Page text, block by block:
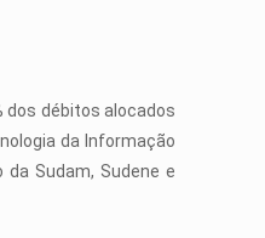
dos débitos alocados
da Informação
Sudam, Sudene e